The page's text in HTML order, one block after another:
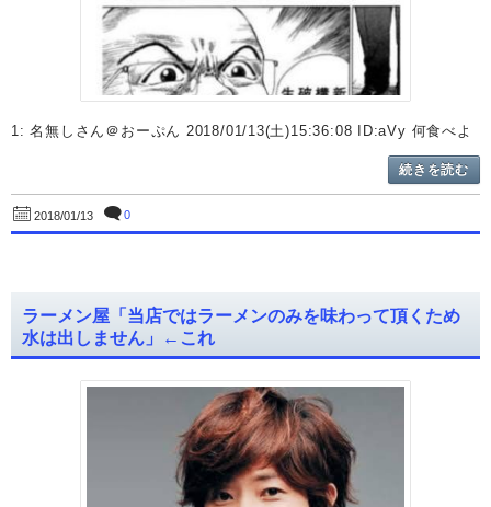
1: 名無しさん＠おーぷん 2018/01/13(土)15:36:08 ID:aVy 何食べよ
続きを読む
2018/01/13 0
ラーメン屋「当店ではラーメンのみを味わって頂くため
水は出しません」←これ